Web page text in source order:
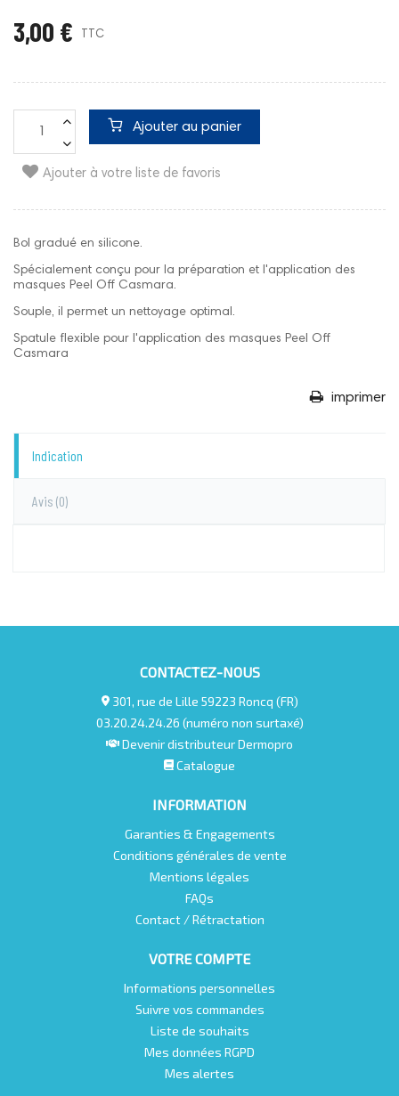
3,00 € TTC
Ajouter au panier
Ajouter à votre liste de favoris
Bol gradué en silicone.
Spécialement conçu pour la préparation et l'application des
masques Peel Off Casmara.
Souple, il permet un nettoyage optimal.
Spatule flexible pour l'application des masques Peel Off
Casmara
imprimer
Indication
Avis (0)
CONTACTEZ-NOUS
301, rue de Lille 59223 Roncq (FR)
03.20.24.24.26 (numéro non surtaxé)
Devenir distributeur Dermopro
Catalogue
INFORMATION
Garanties & Engagements
Conditions générales de vente
Mentions légales
FAQs
Contact / Rétractation
VOTRE COMPTE
Informations personnelles
Suivre vos commandes
Liste de souhaits
Mes données RGPD
Mes alertes